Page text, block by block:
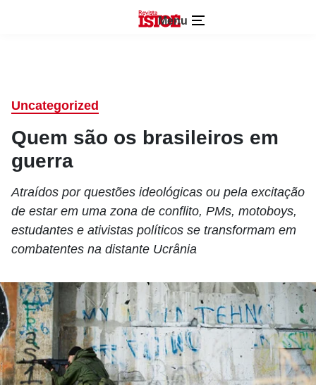
Menu
Uncategorized
Quem são os brasileiros em
guerra
Atraídos por questões ideológicas ou pela excitação
de estar em uma zona de conflito, PMs, motoboys,
estudantes e ativistas políticos se transformam em
combatentes na distante Ucrânia